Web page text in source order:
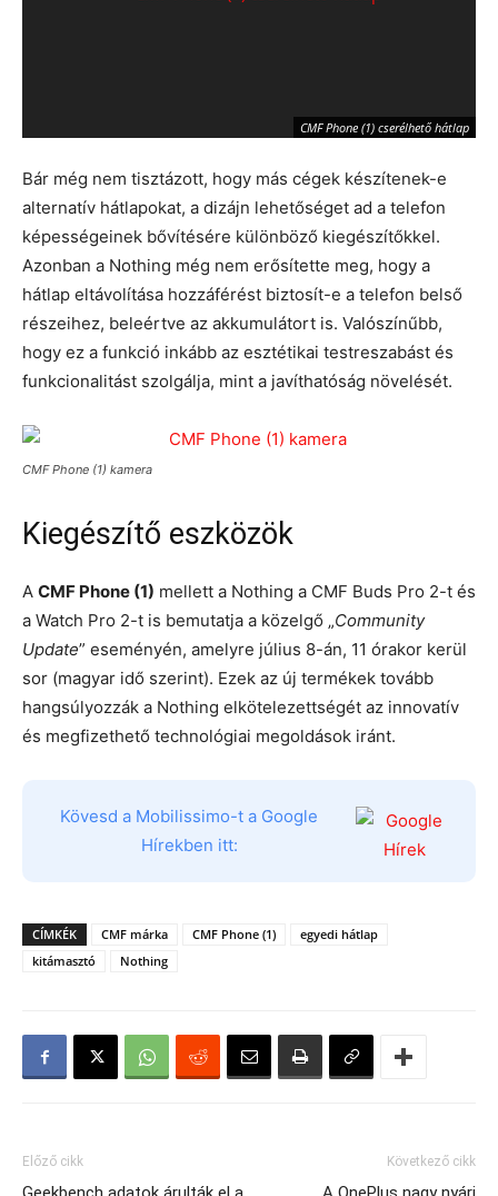
CMF Phone (1) cserélhető hátlap
Bár még nem tisztázott, hogy más cégek készítenek-e
alternatív hátlapokat, a dizájn lehetőséget ad a telefon
képességeinek bővítésére különböző kiegészítőkkel.
Azonban a Nothing még nem erősítette meg, hogy a
hátlap eltávolítása hozzáférést biztosít-e a telefon belső
részeihez, beleértve az akkumulátort is. Valószínűbb,
hogy ez a funkció inkább az esztétikai testreszabást és
funkcionalitást szolgálja, mint a javíthatóság növelését.
CMF Phone (1) kamera
Kiegészítő eszközök
A CMF Phone (1) mellett a Nothing a CMF Buds Pro 2-t és
a Watch Pro 2-t is bemutatja a közelgő „Community
Update” eseményén, amelyre július 8-án, 11 órakor kerül
sor (magyar idő szerint). Ezek az új termékek tovább
hangsúlyozzák a Nothing elkötelezettségét az innovatív
és megfizethető technológiai megoldások iránt.
Kövesd a Mobilissimo-t a Google
Hírekben itt:
CÍMKÉK CMF márka CMF Phone (1)
egyedi hátlap
kitámasztó
Nothing
Előző cikk Következő cikk